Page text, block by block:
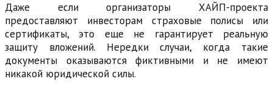
Даже если организаторы ХАЙП-проекта
предоставляют инвесторам страховые полисы или
сертификаты, это еще не гарантирует реальную
защиту вложений. Нередки случаи, когда такие
документы оказываются фиктивными и не имеют
никакой юридической силы.